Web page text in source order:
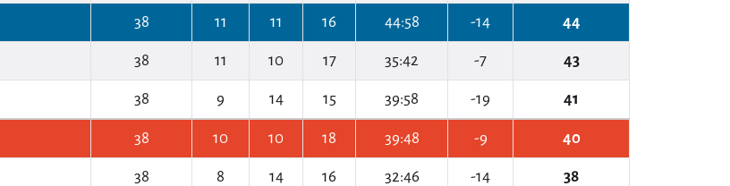
38 11 11 16 44:58 -14 44
38 11 10 17 35:42 -7 43
38 9 14 15 39:58 -19 41
38 10 10 18 39:48 -9 40
38 8 14 16 32:46 -14 38